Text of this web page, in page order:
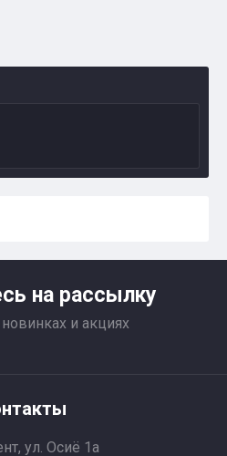
на рассылку
и акциях
ул. Осиё 1a